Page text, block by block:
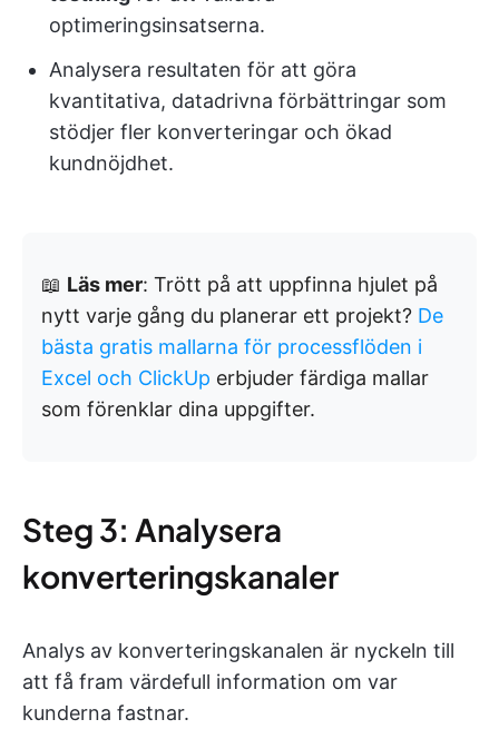
optimeringsinsatserna.
Analysera resultaten för att göra
kvantitativa, datadrivna förbättringar som
stödjer fler konverteringar och ökad
kundnöjdhet.
📖 Läs mer: Trött på att uppfinna hjulet på
nytt varje gång du planerar ett projekt? De
bästa gratis mallarna för processflöden i
Excel och ClickUp erbjuder färdiga mallar
som förenklar dina uppgifter.
Steg 3: Analysera
konverteringskanaler
Analys av konverteringskanalen är nyckeln till
att få fram värdefull information om var
kunderna fastnar.